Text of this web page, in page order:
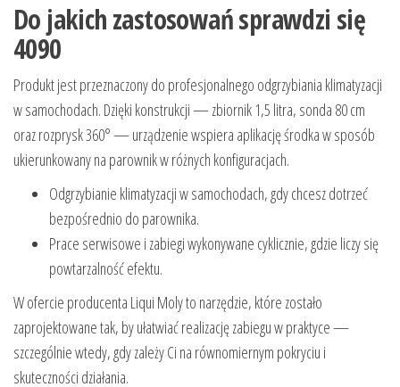
Do jakich zastosowań sprawdzi się
4090
Produkt jest przeznaczony do profesjonalnego odgrzybiania klimatyzacji
w samochodach. Dzięki konstrukcji — zbiornik 1,5 litra, sonda 80 cm
oraz rozprysk 360° — urządzenie wspiera aplikację środka w sposób
ukierunkowany na parownik w różnych konfiguracjach.
Odgrzybianie klimatyzacji w samochodach, gdy chcesz dotrzeć
bezpośrednio do parownika.
Prace serwisowe i zabiegi wykonywane cyklicznie, gdzie liczy się
powtarzalność efektu.
W ofercie producenta Liqui Moly to narzędzie, które zostało
zaprojektowane tak, by ułatwiać realizację zabiegu w praktyce —
szczególnie wtedy, gdy zależy Ci na równomiernym pokryciu i
skuteczności działania.